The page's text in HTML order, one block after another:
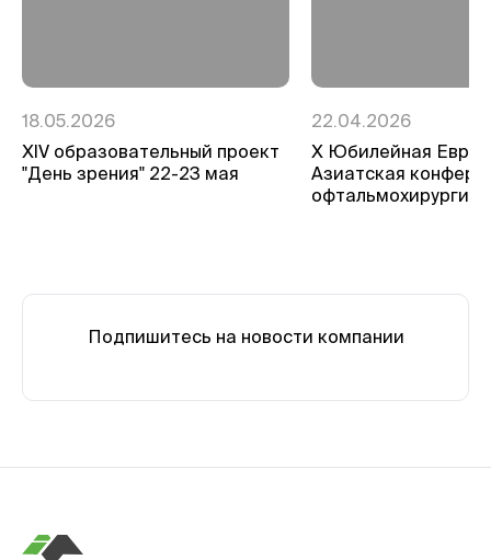
18.05.2026
ХIV образовательный проект
"День зрения" 22-23 мая
22.04.2026
Х Юбилейная Евро-
Азиатская
офтальмохирургии
Подпишитесь на новости компании